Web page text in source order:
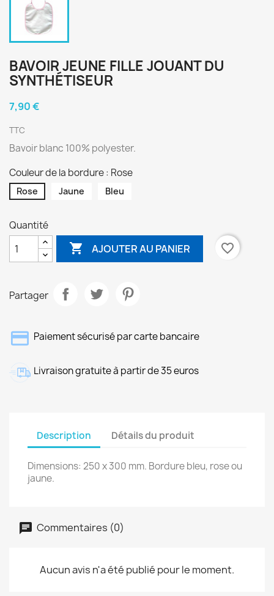
BAVOIR JEUNE FILLE JOUANT DU
SYNTHÉTISEUR
7,90 €
TTC
Bavoir blanc 100% polyester.
Couleur de la bordure : Rose
Rose Jaune Bleu
Quantité
 AJOUTER AU PANIER favorite_border
Partager
Paiement sécurisé par carte bancaire
Livraison gratuite à partir de 35 euros
Description Détails du produit
Dimensions: 250 x 300 mm. Bordure bleu, rose ou
jaune.
Commentaires (0)
Aucun avis n'a été publié pour le moment.